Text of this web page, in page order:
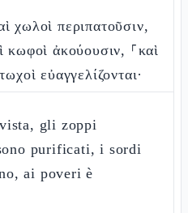
χωλοὶ περιπατοῦσιν,
κωφοὶ ἀκούουσιν, ⸀καὶ
εὐαγγελίζονται·
gli zoppi
purificati, i sordi
ai poveri è